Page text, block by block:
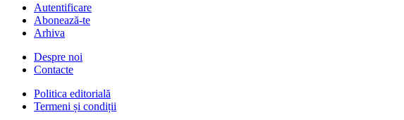
Autentificare
Abonează-te
Arhiva
Despre noi
Contacte
Politica editorială
Termeni și condiții